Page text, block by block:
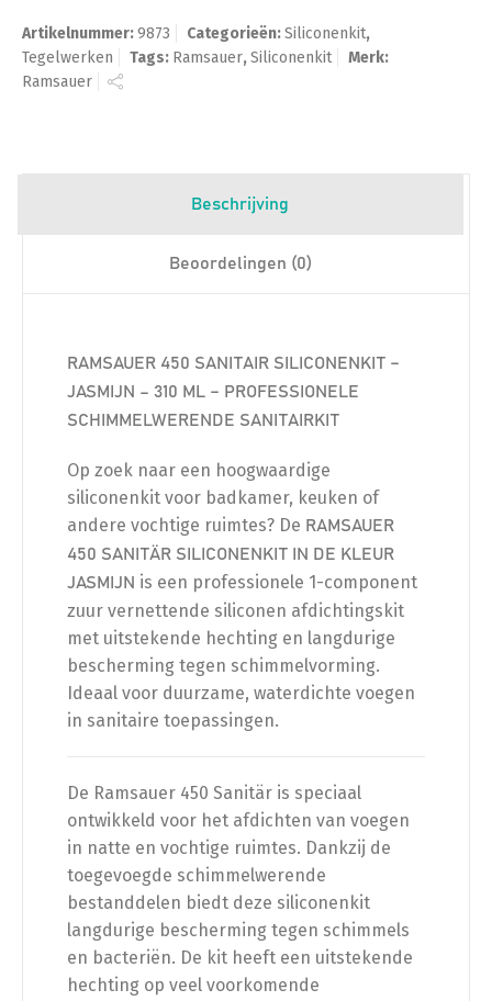
Artikelnummer:9873 Categorieën:Siliconenkit,
Tegelwerken
Tags: Ramsauer,Siliconenkit
Merk:
Ramsauer
Beschrijving
Beoordelingen (0)
RAMSAUER 450 SANITAIR SILICONENKIT –
JASMIJN – 310 ML – PROFESSIONELE
SCHIMMELWERENDE SANITAIRKIT
Op zoek naar een hoogwaardige
siliconenkit voor badkamer, keuken of
andere vochtige ruimtes? De RAMSAUER
450 SANITÄR SILICONENKIT IN DE KLEUR
JASMIJN is een professionele 1-component
zuur vernettende siliconen afdichtingskit
met uitstekende hechting en langdurige
bescherming tegen schimmelvorming.
Ideaal voor duurzame, waterdichte voegen
in sanitaire toepassingen.
De Ramsauer 450 Sanitär is speciaal
ontwikkeld voor het afdichten van voegen
in natte en vochtige ruimtes. Dankzij de
toegevoegde schimmelwerende
bestanddelen biedt deze siliconenkit
langdurige bescherming tegen schimmels
en bacteriën. De kit heeft een uitstekende
hechting op veel voorkomende